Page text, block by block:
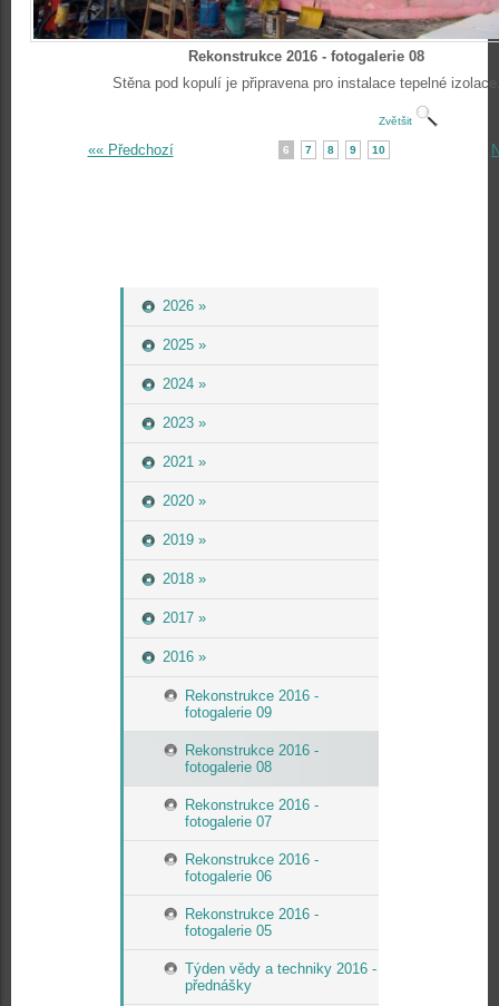
2026 »
2025 »
2024 »
2023 »
2021 »
2020 »
2019 »
2018 »
2017 »
2016 »
Rekonstrukce 2016 -
fotogalerie 09
Rekonstrukce 2016 -
fotogalerie 08
Rekonstrukce 2016 -
fotogalerie 07
Rekonstrukce 2016 -
fotogalerie 06
Rekonstrukce 2016 -
fotogalerie 05
Týden vědy a techniky 2016 -
přednášky
Rekonstrukce 2016 - fotogalerie 08
Stěna pod kopulí je připravena pro instalace tepelné
Zvětšit
«« Předchozí 6 7 8 9 10